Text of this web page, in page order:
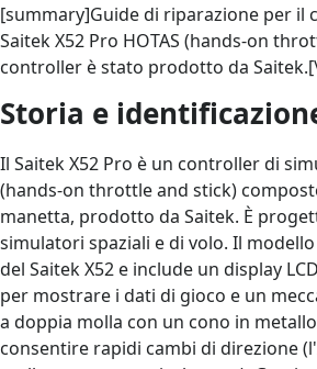
[summary]Guide di riparazione per il
Saitek X52 Pro HOTAS (hands-on
controller è stato prodotto da
Storia e
Il Saitek X52 Pro è un controller di
(hands-on throttle and stick)
manetta, prodotto da Saitek. È
simulatori spaziali e di volo. Il
del Saitek X52 e include un display
per mostrare i dati di gioco e un
a doppia molla con un cono in
consentire rapidi cambi di direzione